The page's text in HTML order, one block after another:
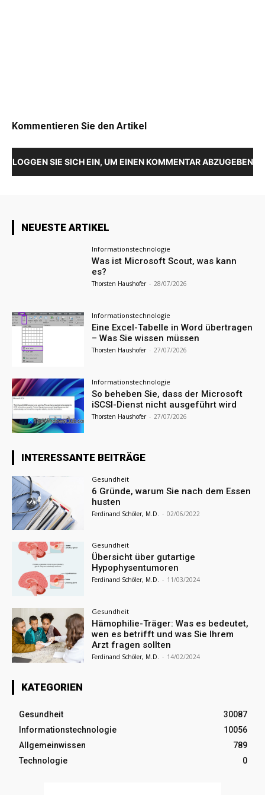
Kommentieren Sie den Artikel
LOGGEN SIE SICH EIN, UM EINEN KOMMENTAR ABZUGEBEN
NEUESTE ARTIKEL
Informationstechnologie
Was ist Microsoft Scout, was kann
es?
Thorsten Haushofer - 28/07/2026
Informationstechnologie
Eine Excel-Tabelle in Word übertragen
– Was Sie wissen müssen
Thorsten Haushofer - 27/07/2026
Informationstechnologie
So beheben Sie, dass der Microsoft
iSCSI-Dienst nicht ausgeführt wird
Thorsten Haushofer - 27/07/2026
INTERESSANTE BEITRÄGE
Gesundheit
6 Gründe, warum Sie nach dem Essen
husten
Ferdinand Schöler, M.D. - 02/06/2022
Gesundheit
Übersicht über gutartige
Hypophysentumoren
Ferdinand Schöler, M.D. - 11/03/2024
Gesundheit
Hämophilie-Träger: Was es bedeutet,
wen es betrifft und was Sie Ihrem
Arzt fragen sollten
Ferdinand Schöler, M.D. - 14/02/2024
KATEGORIEN
Gesundheit
30087
Informationstechnologie
10056
Allgemeinwissen
789
Technologie
0